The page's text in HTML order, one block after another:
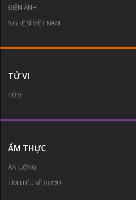
ĐIỆN ẢNH
NGHỆ SĨ VIỆT NAM
TỬ VI
TỬ VI
ẨM THỰC
ĂN UỐNG
TÌM HIỂU VỀ RƯỢU